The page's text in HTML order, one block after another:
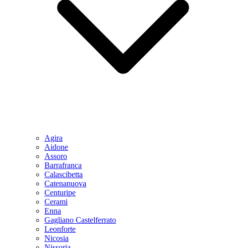
Agira
Aidone
Assoro
Barrafranca
Calascibetta
Catenanuova
Centuripe
Cerami
Enna
Gagliano Castelferrato
Leonforte
Nicosia